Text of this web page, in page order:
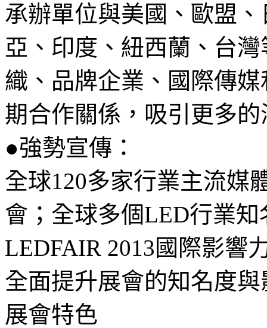
承辦單位與美國、歐盟
亞、印度、紐西蘭、台
織、品牌企業、國際傳
期合作關係，吸引更多
●強勢宣傳：
全球120多家行業主流媒
會；全球多個LED行業
LEDFAIR 2013國際影響
全面提升展會的知名度
展會特色